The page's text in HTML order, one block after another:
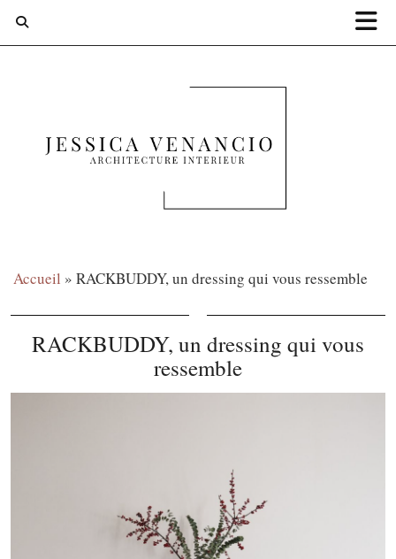
Accueil » RACKBUDDY, un dressing qui vous ressemble
RACKBUDDY, un dressing qui vous
ressemble